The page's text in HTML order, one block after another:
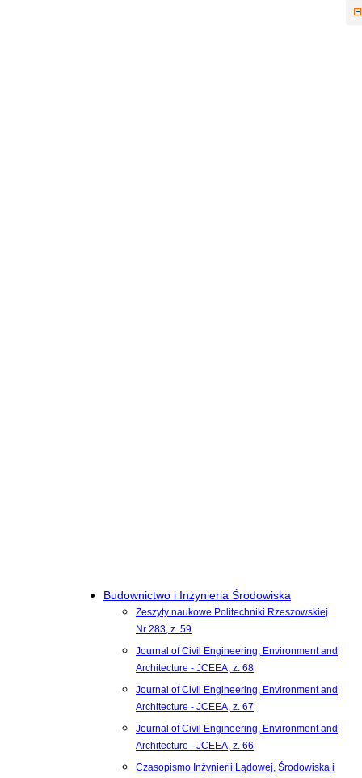
Budownictwo i Inżynieria Środowiska
Zeszyty naukowe Politechniki Rzeszowskiej
Nr 283, z. 59
Journal of Civil Engineering, Environment and
Architecture - JCEEA, z. 68
Journal of Civil Engineering, Environment and
Architecture - JCEEA, z. 67
Journal of Civil Engineering, Environment and
Architecture - JCEEA, z. 66
Czasopismo Inżynierii Lądowej, Środowiska i